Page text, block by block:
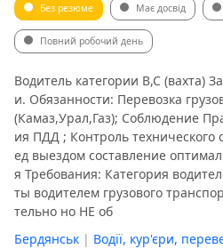
Без резюме Має досвід
Повний робочий день
Водитель категории B,C (вахта)
и. Обязанности: Перевозка
(Камаз,Урал,Газ); Соблюдение
ия ПДД ; Контроль технического
ед выездом составление
я Требования: Категория
ты водителем грузового
тельно но НЕ об
Бердянськ | Водії, кур'єри,